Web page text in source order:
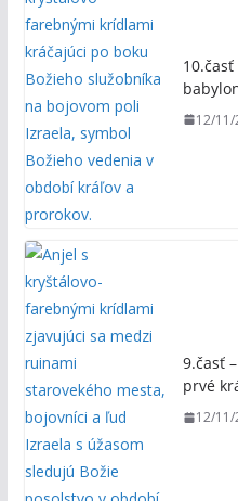
12/11/
9.časť
prvé
12/11/